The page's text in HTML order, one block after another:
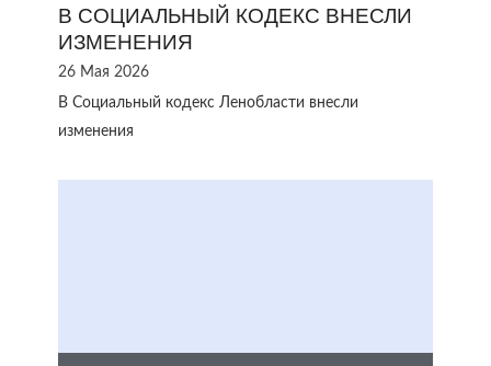
В СОЦИАЛЬНЫЙ КОДЕКС ВНЕСЛИ
ИЗМЕНЕНИЯ
26 Мая 2026
В Социальный кодекс Ленобласти внесли
изменения